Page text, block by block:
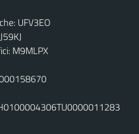
UFV3EO
M9MLPX